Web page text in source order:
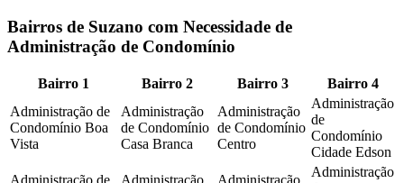
Bairros de Suzano com Necessidade de
Administração de Condomínio
Bairro 1 Bairro 2 Bairro 3
Bairro 4
Administração de
Condomínio Boa
Vista
Administração
de Condomínio
Casa Branca
Administração
de Condomínio
Centro
Administração
de
Condomínio
Cidade Edson
Administração